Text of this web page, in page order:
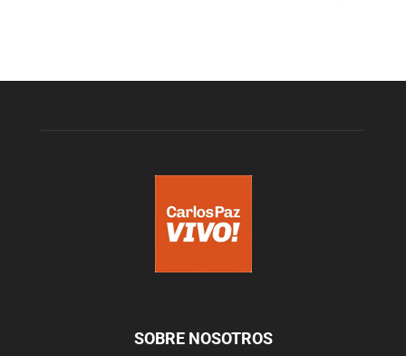
SOBRE NOSOTROS